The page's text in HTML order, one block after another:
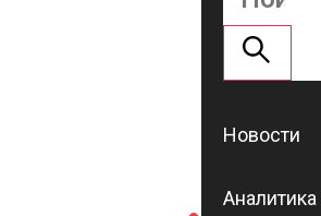
Новости
Аналитика